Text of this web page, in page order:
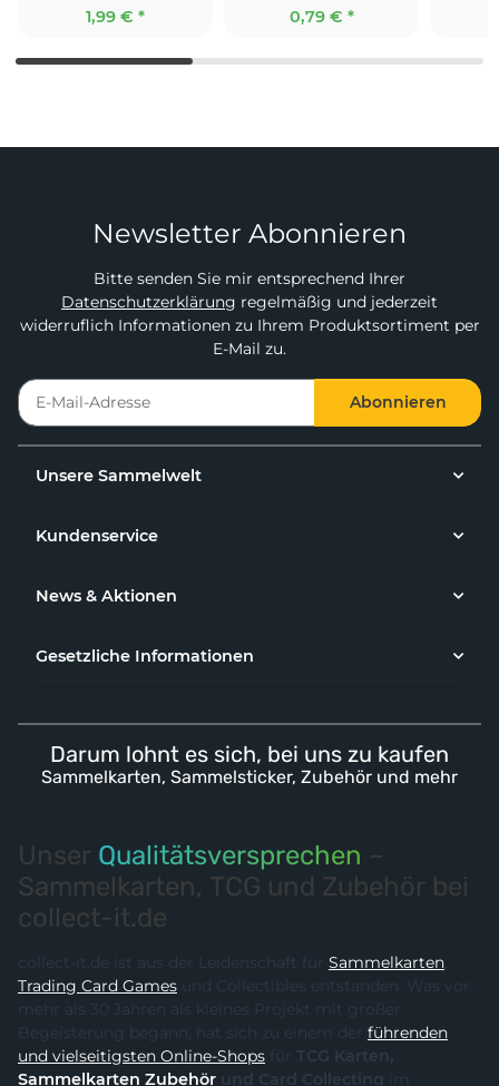
1,99 €* 0,79 € *
Newsletter Abonnieren
Bitte senden Sie mir entsprechend Ihrer
Datenschutzerklärung regelmäßig und jederzeit
widerruflich Informationen zu Ihrem Produktsortiment per
E-Mail zu.
Abonnieren
Unsere Sammelwelt
Kundenservice
News & Aktionen
Gesetzliche Informationen
Darum lohnt es sich, bei uns zu kaufen
Sammelkarten, Sammelsticker, Zubehör und mehr
Unser Qualitätsversprechen –
Sammelkarten, TCG und Zubehör bei
collect-it.de
collect-it.de ist aus der Leidenschaft für Sammelkarten,
Trading Card Games und Collectibles entstanden. Was vor
mehr als 30 Jahren als kleines Projekt mit großer
Begeisterung begann, hat sich zu einem der führenden
und vielseitigsten Online-Shops für TCG Karten,
Sammelkarten Zubehör und Card Collecting im